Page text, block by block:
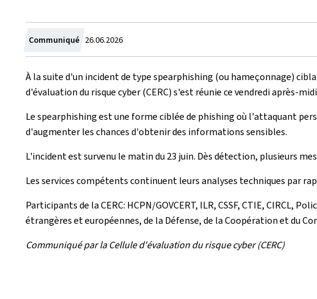
Communiqué Crée
le
26.06.2026
À la suite d'un incident de type spearphishing (ou hameçonnage)
d'évaluation du risque cyber (CERC) s'est réunie ce vendredi après-
Le spearphishing est une forme ciblée de phishing où l'attaquant
d'augmenter les chances d'obtenir des informations sensibles.
L'incident est survenu le matin du 23 juin. Dès détection, plusieurs
Les services compétents continuent leurs analyses techniques par
Participants de la CERC: HCPN/GOVCERT, ILR, CSSF, CTIE,
étrangères et européennes, de la Défense, de la Coopération et du
Communiqué par la Cellule d'évaluation du risque cyber (CERC)